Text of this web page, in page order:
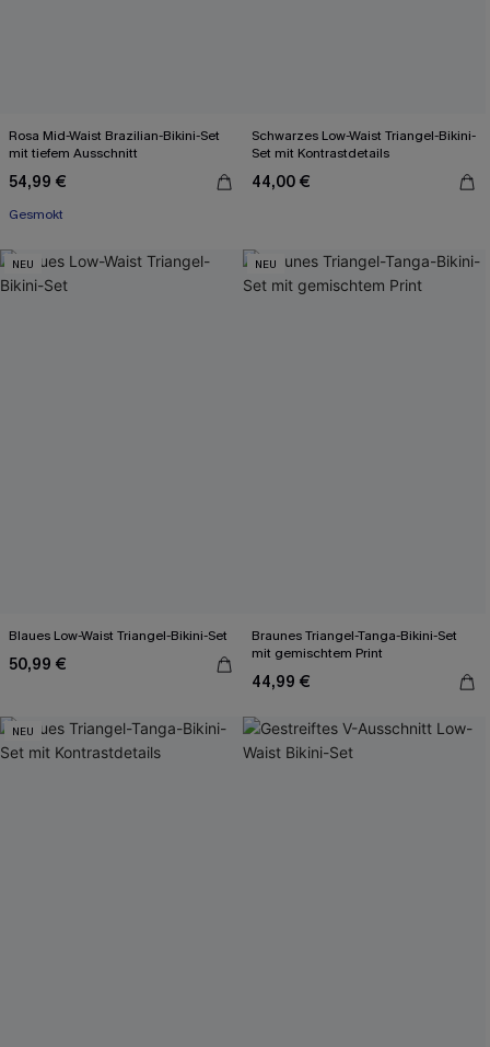
Rosa Mid-Waist Brazilian-Bikini-Set
mit tiefem Ausschnitt
54,99 €
Gesmokt
Schwarzes Low-Waist Triangel-Bikini-
Set mit Kontrastdetails
44,00 €
NEU
Blaues Low-Waist Triangel-Bikini-Set
50,99 €
NEU
Braunes Triangel-Tanga-Bikini-Set
mit gemischtem Print
44,99 €
NEU